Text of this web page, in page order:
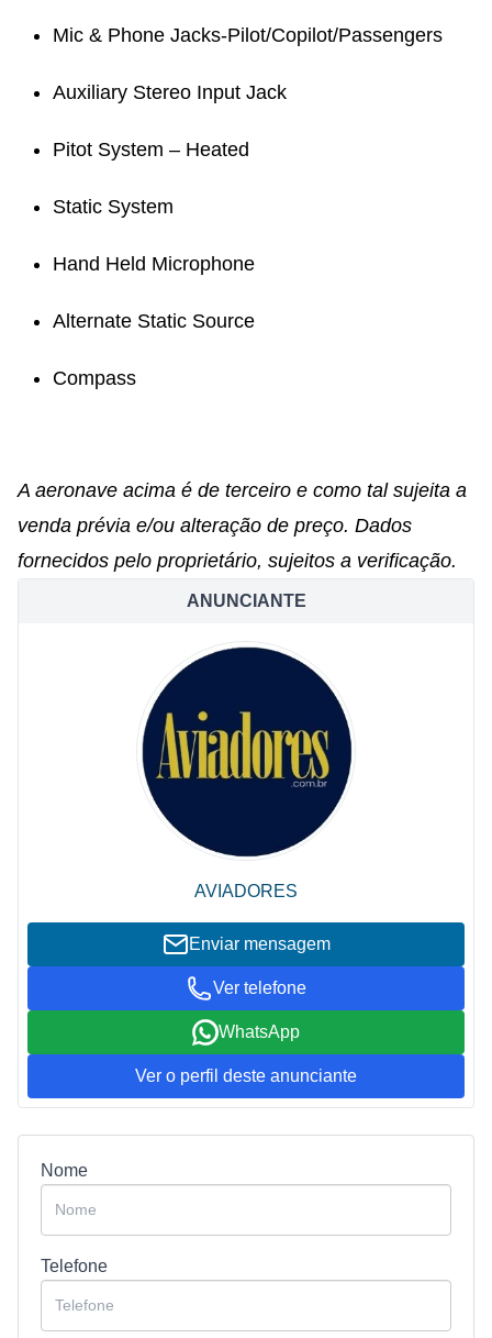
Mic & Phone Jacks-Pilot/Copilot/Passengers
Auxiliary Stereo Input Jack
Pitot System – Heated
Static System
Hand Held Microphone
Alternate Static Source
Compass
A aeronave acima é de terceiro e como tal sujeita a
venda prévia e/ou alteração de preço. Dados
fornecidos pelo proprietário, sujeitos a verificação.
ANUNCIANTE
AVIADORES
Enviar mensagem
Ver telefone
WhatsApp
Ver o perfil deste anunciante
Nome
Telefone